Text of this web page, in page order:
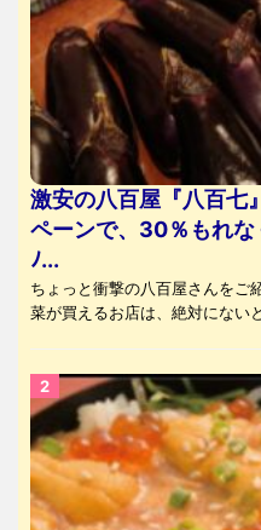
激安の八百屋『八百七
ペーンで、30％もれ
ﾉ...
ちょっと衝撃の八百屋さんをご
菜が買えるお店は、絶対にない